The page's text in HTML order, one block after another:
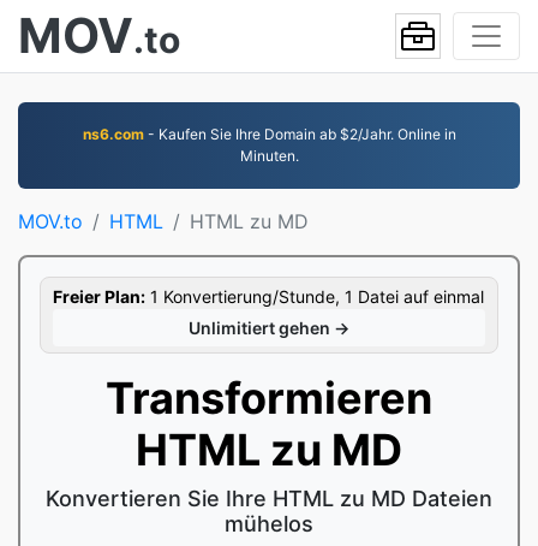
MOV.to
ns6.com- Kaufen Sie Ihre Domain ab $2/Jahr. Online in
Minuten.
MOV.to HTML HTML zu MD
Freier Plan: 1 Konvertierung/Stunde, 1 Datei auf einmal
Unlimitiert gehen →
Transformieren
HTML zu MD
Konvertieren Sie Ihre HTML zu MD Dateien
mühelos